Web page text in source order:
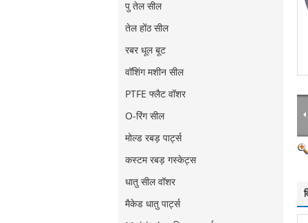
पु तेल सील
तेल होंठ सील
रबर धूल बूट
वॉशिंग मशीन सील
PTFE फ्लैट वॉशर
O-रिंग सील
मोल्ड रबड़ पार्ट्स
कस्टम रबड़ गस्केट्स
धातु सील वॉशर
मैकेड धातु पार्ट्स